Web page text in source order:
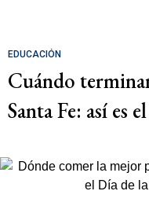
EDUCACIÓN
Cuándo
Santa Fe: así es